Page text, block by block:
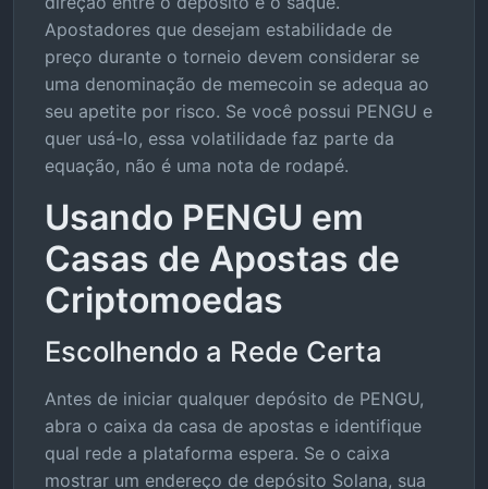
Apostadores que desejam estabilidade de
preço durante o torneio devem considerar se
uma denominação de memecoin se adequa ao
seu apetite por risco. Se você possui PENGU e
quer usá-lo, essa volatilidade faz parte da
equação, não é uma nota de rodapé.
Usando PENGU em
Casas de Apostas de
Criptomoedas
Escolhendo a Rede Certa
Antes de iniciar qualquer depósito de PENGU,
abra o caixa da casa de apostas e identifique
qual rede a plataforma espera. Se o caixa
mostrar um endereço de depósito Solana, sua